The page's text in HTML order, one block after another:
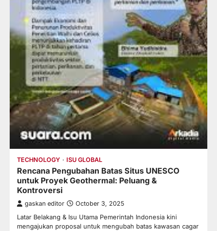
TECHNOLOGY ISU GLOBAL
Rencana Pengubahan Batas Situs UNESCO
untuk Proyek Geothermal: Peluang &
Kontroversi
gaskan editor October 3, 2025
Latar Belakang & Isu Utama Pemerintah Indonesia kini
mengajukan proposal untuk mengubah batas kawasan cagar